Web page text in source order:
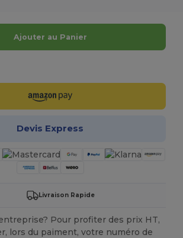
Ajouter au Panier
Devis Express
Livraison Rapide
Pour profiter des prix HT,
lors du paiment, votre numéro de